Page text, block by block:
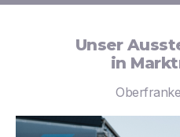
Unser
in